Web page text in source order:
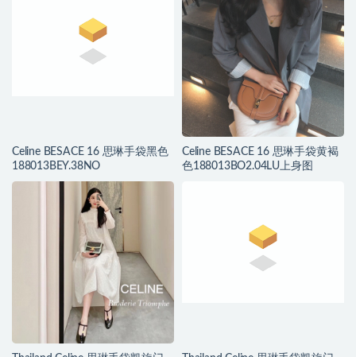
Celine BESACE 16 思琳手袋黑色
188013BEY.38NO
Celine BESACE 16 思琳手袋黄褐
色188013BO2.04LU上身图